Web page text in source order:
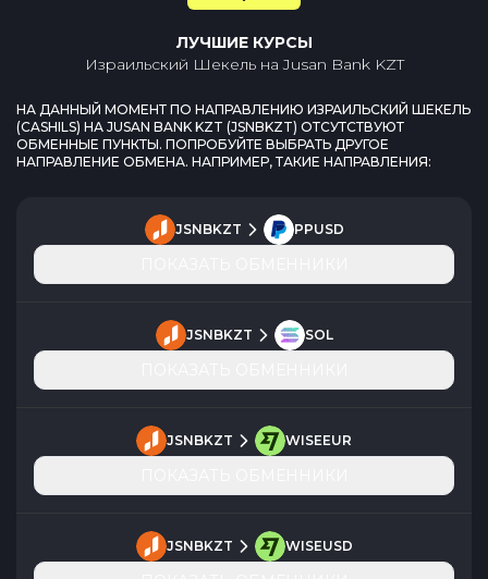
ЛУЧШИЕ КУРСЫ
Израильский ШекельнаJusan Bank KZT
НА ДАННЫЙ МОМЕНТ ПО НАПРАВЛЕНИЮ ИЗРАИЛЬСКИЙ ШЕКЕЛЬ
(CASHILS) НА JUSAN BANK KZT (JSNBKZT) ОТСУТСТВУЮТ
ОБМЕННЫЕ ПУНКТЫ. ПОПРОБУЙТЕ ВЫБРАТЬ ДРУГОЕ
НАПРАВЛЕНИЕ ОБМЕНА. НАПРИМЕР, ТАКИЕ НАПРАВЛЕНИЯ:
JSNBKZT PPUSD
JSNBKZT SOL
JSNBKZT WISEEUR
JSNBKZT WISEUSD